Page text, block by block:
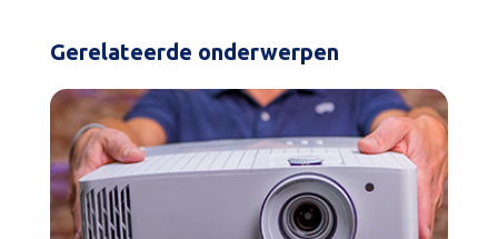
Gerelateerde onderwerpen